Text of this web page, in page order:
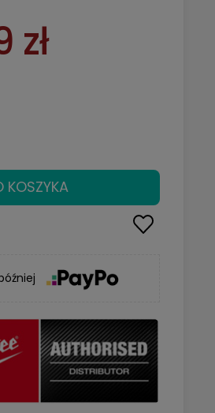
zł
KOSZYKA